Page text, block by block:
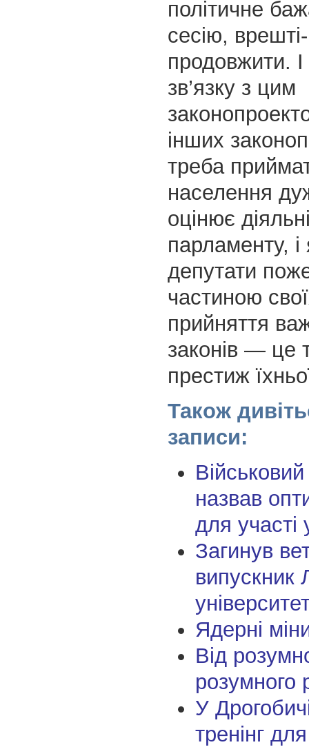
політичне
сесію,
продовжити. І
зв’язку з цим
інших
треба
населення
оцінює
парламенту,
депутати
частиною
прийняття
законів — це
престиж
Також
записи:
назвав
для участі
Загинув
випускник
Ядерні
Від
розумного
У
тренінг